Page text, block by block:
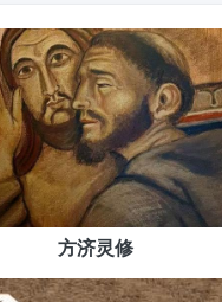
方济灵修